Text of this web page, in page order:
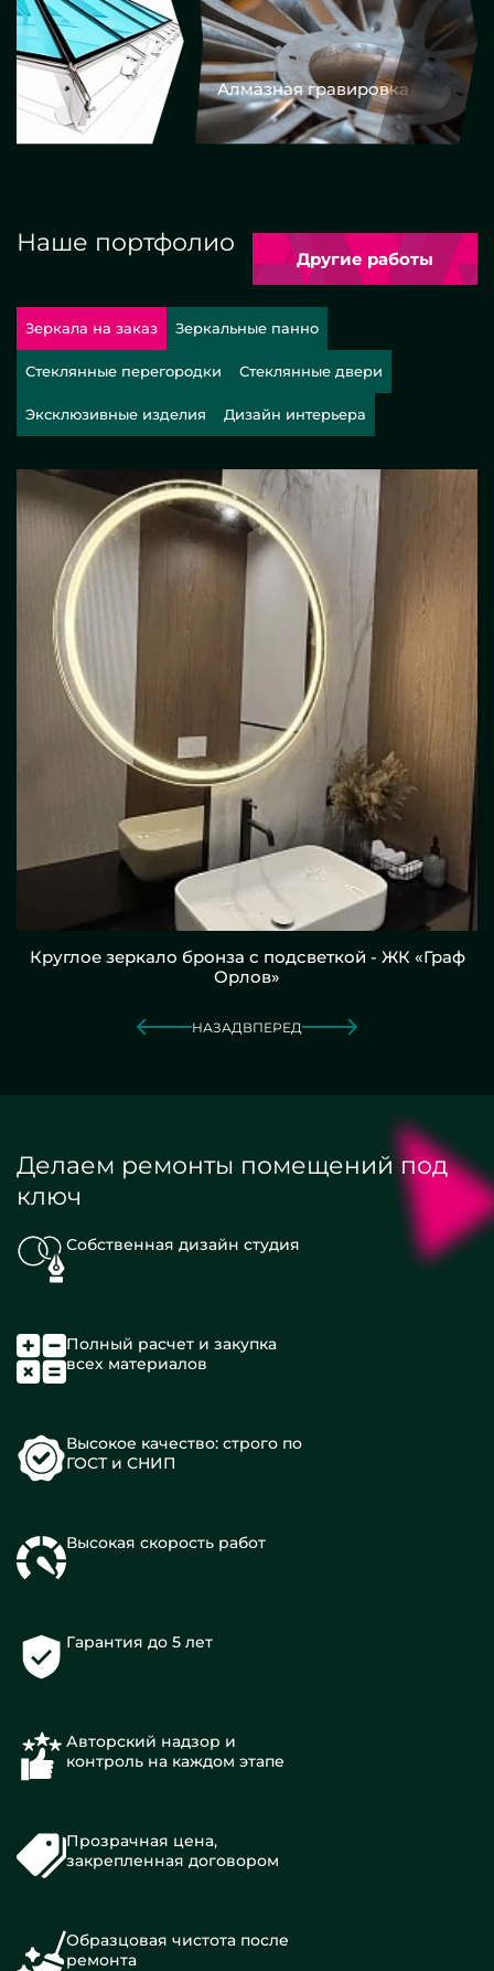
Алмазная гравировка
Наше портфолио
Другие работы
Зеркала на заказ Зеркальные панно
Стеклянные перегородки Стеклянные двери
Эксклюзивные изделия Дизайн интерьера
Круглое зеркало бронза с подсветкой - ЖК «Граф
Орлов»
НАЗАД ВПЕРЕД
Делаем ремонты помещений под
ключ
Собственная дизайн студия
Полный расчет и закупка
всех материалов
Высокое качество: строго по
ГОСТ и СНИП
Высокая скорость работ
Гарантия до 5 лет
Авторский надзор и
контроль на каждом этапе
Прозрачная цена,
закрепленная договором
Образцовая чистота после
ремонта